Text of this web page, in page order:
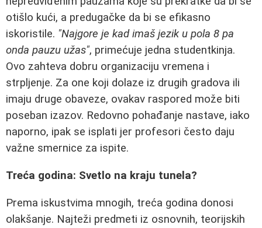
otišlo kući, a predugačke da bi se efikasno
iskoristile. "Najgore je kad imaš jezik u pola 8 pa
onda pauzu užas", primećuje jedna studentkinja.
Ovo zahteva dobru organizaciju vremena i
strpljenje. Za one koji dolaze iz drugih gradova ili
imaju druge obaveze, ovakav raspored može biti
poseban izazov. Redovno pohađanje nastave, iako
naporno, ipak se isplati jer profesori često daju
važne smernice za ispite.
Treća godina: Svetlo na kraju tunela?
Prema iskustvima mnogih, treća godina donosi
olakšanje. Najteži predmeti iz osnovnih, teorijskih